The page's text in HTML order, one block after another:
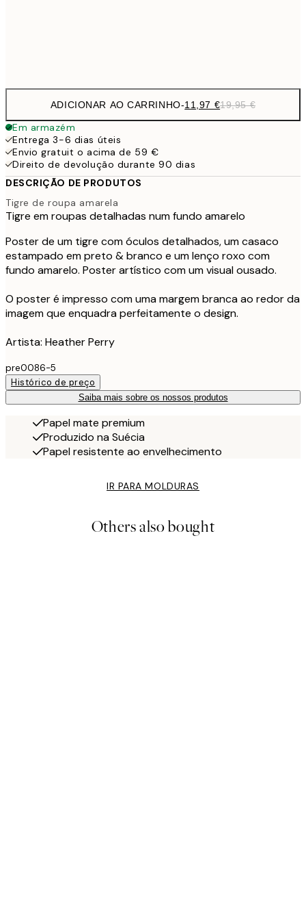
ADICIONAR AO CARRINHO-11,97 €19,95 €
Em armazém
Entrega 3-6 dias úteis
Envio gratuit o acima de 59 €
Direito de devolução durante 90 dias
DESCRIÇÃO DE PRODUTOS
Tigre de roupa amarela
Tigre em roupas detalhadas num fundo amarelo
Poster de um tigre com óculos detalhados, um casaco
estampado em preto & branco e um lenço roxo com
fundo amarelo. Poster artístico com um visual ousado.
O poster é impresso com uma margem branca ao redor da
imagem que enquadra perfeitamente o design.
Artista: Heather Perry
pre0086-5
Histórico de preço
Saiba mais sobre os nossos produtos
Papel mate premium
Produzido na Suécia
Papel resistente ao envelhecimento
IR PARA MOLDURAS
Others also bought